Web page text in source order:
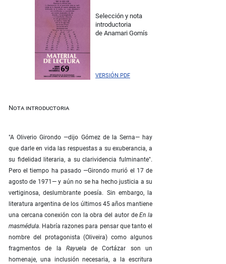
Selección y nota
introductoria
de Anamari Gomís
VERSIÓN PDF
Nota introductoria
"A Oliverio Girondo —dijo Gómez de la Serna— hay
que darle en vida las respuestas a su exuberancia, a
su fidelidad literaria, a su clarividencia fulminante".
Pero el tiempo ha pasado —Girondo murió el 17 de
agosto de 1971— y aún no se ha hecho justicia a su
vertiginosa, deslumbrante poesía. Sin embargo, la
literatura argentina de los últimos 45 años mantiene
una cercana conexión con la obra del autor deEn la
masmédula. Habría razones para pensar que tanto el
nombre del protagonista (Oliveira) como algunos
fragmentos de la Rayuelade Cortázar son un
homenaje, una inclusión necesaria, a la escritura